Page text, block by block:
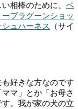
相棒のために、 ペ
ーブラグーンショッ
ュハーネス
（サイ
も好きな方なのです
マ」とか「お母さ
。我が家の犬の立